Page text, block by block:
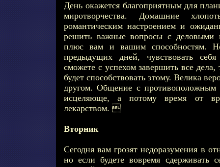
День окажется благоприятным для
миротворчества. Домашние
романтическим настроением и
решить важные вопросы с деловыми
плюс вам и вашим способностям.
предыдущих дней, чувствовать
сможете с успехом завершить все дела,
будет способствовать этому. Велика
другом. Общение с противоположным
исцеляюще, а потому время от
лекарством. 
Вторник
Сегодня вам грозят недоразумения в
но если будете вовремя сдерживать